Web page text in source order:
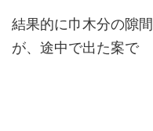
結果的に巾木分の隙
が、途中で出た案で